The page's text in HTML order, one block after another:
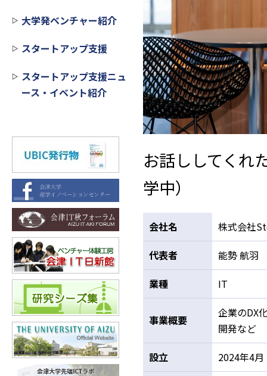
大学発ベンチャー紹介
スタートアップ支援
スタートアップ支援ニュ
ース・イベント紹介
お話ししてくれ
学中）
会社名
株式会社
代表者
能勢 航羽
業種
IT
事業概要
企業のDX
開発など
設立
2024年4月